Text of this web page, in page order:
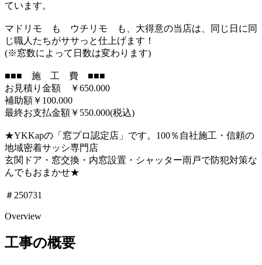
ています。
マドリモ も ウチリモ も、大得意の当店は、同じ日に同
じ職人たちがササっと仕上げます！
(※窓数によって日数は変わります)
■■■ 施 工 費 ■■■
お見積り金額 ￥650.000
補助額￥100.000
最終お支払金額￥550.000(税込)
★YKKapの「窓プロ認定店」です。100％自社施工・信頼の
地域密着サッシ専門店
玄関ドア・窓交換・内窓設置・シャッター雨戸で防犯対策な
んでもおまかせ★
＃250731
Overview
工事の概要